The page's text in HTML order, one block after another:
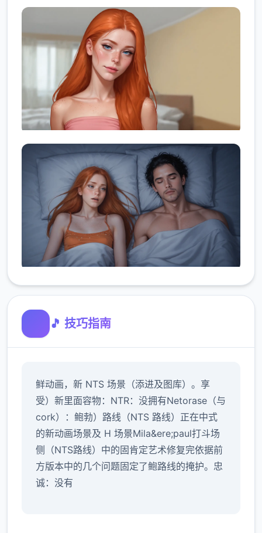
🎵 技巧指南
鲜动画，新 NTS 场景（添进及图库）。享
受）新里面容物：NTR：没拥有Netorase（与
cork）：鲍勃）路线（NTS 路线）正在中式
的新动画场景及 H 场景Mila&ere;paul打斗场
侧（NTS路线）中的固肯定艺术修复完依据前
方版本中的几个问题固定了鲍路线的掩护。忠
诚：没有